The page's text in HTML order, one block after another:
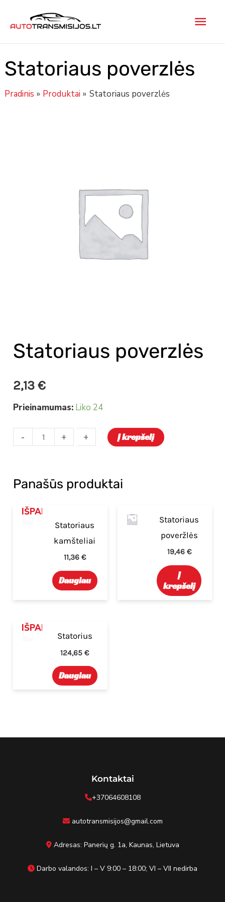
prie
Statoriaus poverzlės
Pradinis Produktai Statoriaus poverzlės
Statoriaus poverzlės
2,13€
Prieinamumas: Liko 24
-
- + + Į krepšelį
Panašūs produktai
IŠPARDUOTA
Statoriaus
kamšteliai
11,36 €
Daugiau
Statoriaus
poveržlės
19,46 €
Į
krepšelį
IŠPARDUOTA
Statorius
124,65€
Daugiau
Kontaktai
+37064608108
autotransmisijos@gmail.com
Adresas: Panerių g. 1a, Kaunas, Lietuva
Darbo valandos: I – V 9:00 – 18:00; VI – VII nedirba